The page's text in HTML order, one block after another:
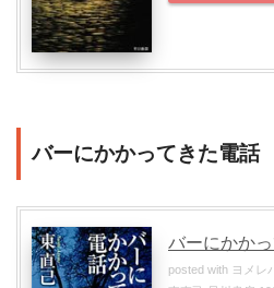
バーにかかってきた電話
バーにかか
posted with ヨメレ